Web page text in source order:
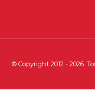
© Copyright 2012 - 2026.